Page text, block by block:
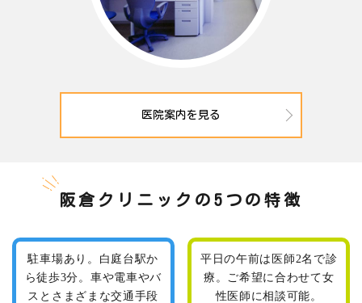
医院案内を見る
阪倉クリニックの5つの特徴
駐車場あり。白庭台駅か
ら徒歩3分。車や電車やバ
スとさまざまな交通手段
平日の午前は医師2名で診
療。ご希望に合わせて女
性医師に相談可能。